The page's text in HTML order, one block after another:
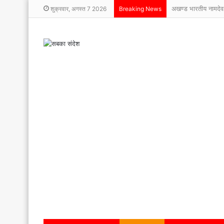
शुक्रवार, अगस्त 7 2026 Breaking News अखण्ड भारतीय नामदेव